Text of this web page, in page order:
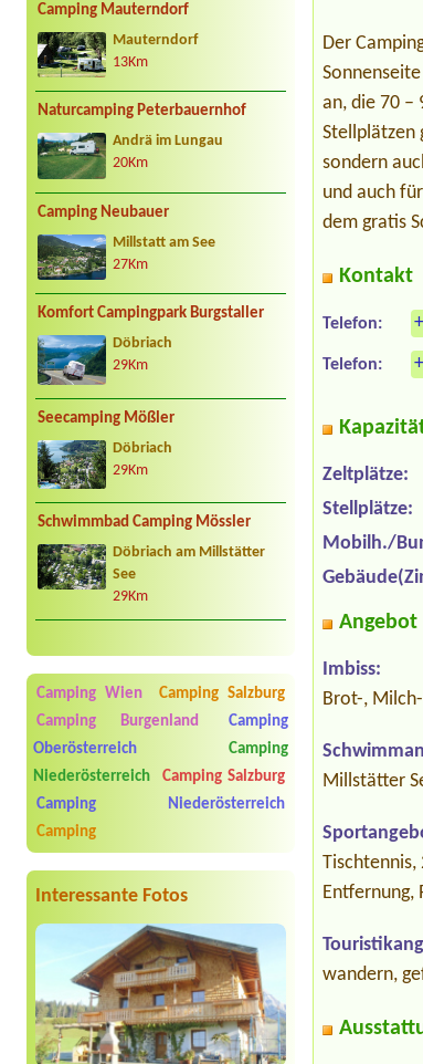
Camping Mauterndorf
Mauterndorf
13Km
Naturcamping Peterbauernhof
Andrä im Lungau
20Km
Camping Neubauer
Millstatt am See
27Km
Komfort Campingpark Burgstaller
Döbriach
29Km
Seecamping Mößler
Döbriach
29Km
Schwimmbad Camping Mössler
Döbriach am Millstätter
See
29Km
Camping Wien
Camping Salzburg
Camping Burgenland
Camping
Oberösterreich
Camping
Niederösterreich
Camping Salzburg
Camping Niederösterreich
Camping
Interessante Fotos
Der
an, die 70 –
Stellplätzen
sondern
und auch
dem gratis
Kontakt
Telefon:
Telefon:
Zeltplätze:
Stellplätze:
Mobilh./
Angebot
Imbiss:
Brot-,
Millstätter
Tischtennis,
Entfernung,
wandern,